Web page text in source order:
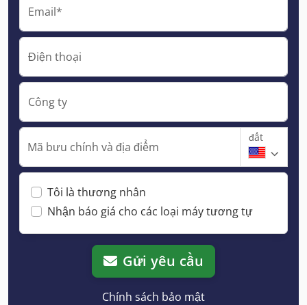
Email*
Điện thoại
Công ty
Mã bưu chính và địa điểm
đất
Tôi là thương nhân
Nhận báo giá cho các loại máy tương tự
Gửi yêu cầu
Chính sách bảo mật